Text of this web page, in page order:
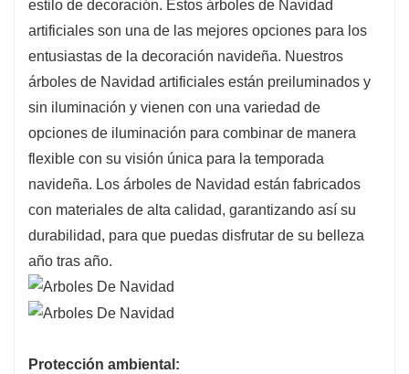
estilo de decoración. Estos árboles de Navidad
artificiales son una de las mejores opciones para los
entusiastas de la decoración navideña. Nuestros
árboles de Navidad artificiales están preiluminados y
sin iluminación y vienen con una variedad de
opciones de iluminación para combinar de manera
flexible con su visión única para la temporada
navideña. Los árboles de Navidad están fabricados
con materiales de alta calidad, garantizando así su
durabilidad, para que puedas disfrutar de su belleza
año tras año.
Protección ambiental: